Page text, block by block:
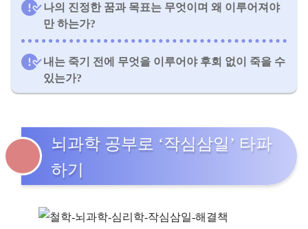
나의 진정한 꿈과 목표는 무엇이며 왜 이루어져야
만 하는가?
내는 죽기 전에 무엇을 이루어야 후회 없이 죽을 수
있는가?
뇌과학 공부로 ‘작심삼일’ 타파
하기